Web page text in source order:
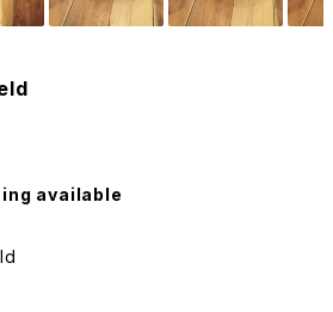
available